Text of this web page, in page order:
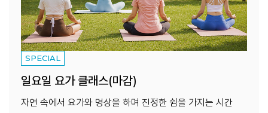
SPECIAL
일요일 요가 클래스(마감)
자연 속에서 요가와 명상을 하며 진정한 쉼을 가지는 시간